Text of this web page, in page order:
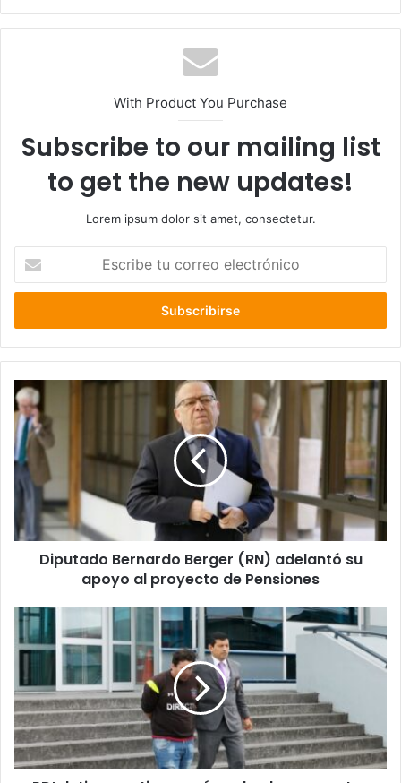
With Product You Purchase
Subscribe to our mailing list
to get the new updates!
Lorem ipsum dolor sit amet, consectetur.
correo
Diputado
Bernardo
Berger
(RN)
adelantó
su
apoyo
proyecto
Diputado Bernardo Berger (RN) adelantó su
apoyo al proyecto de Pensiones
PDI
detiene
en
récord
a
dos
presuntos
autores